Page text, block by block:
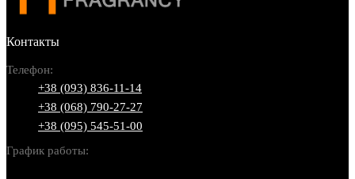
Контакты
Телефон:
+38 (093) 836-11-14
+38 (068) 790-27-27
+38 (095) 545-51-00
График работы: